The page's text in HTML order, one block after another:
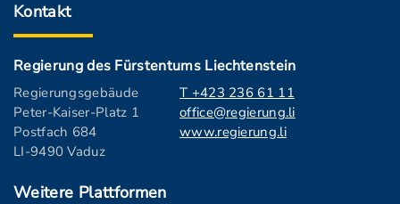
Kontakt
Regierung des Fürstentums Liechtenstein
Regierungsgebäude
Peter-Kaiser-Platz 1
Postfach 684
LI-9490 Vaduz
T +423 236 61 11
office@regierung.li
www.regierung.li
Weitere Plattformen